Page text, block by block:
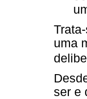
uma
ser e